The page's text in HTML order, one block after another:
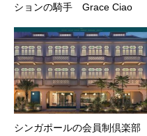
ションの騎手 Grace Ciao
シンガポールの会員制倶楽部